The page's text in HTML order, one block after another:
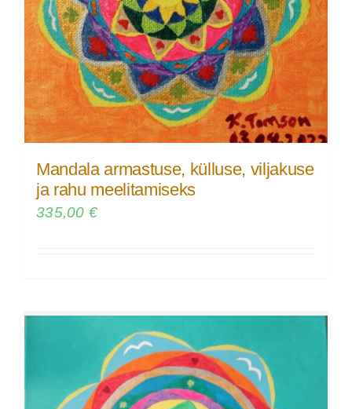
Mandala armastuse, külluse, viljakuse
ja rahu meelitamiseks
335,00 €